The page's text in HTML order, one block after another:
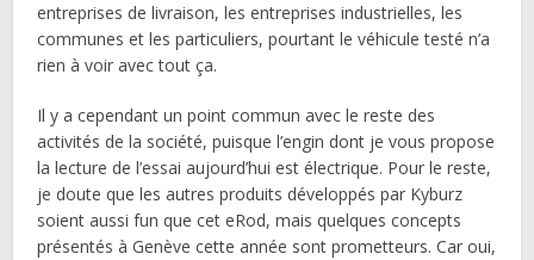
entreprises de livraison, les entreprises industrielles, les
communes et les particuliers, pourtant le véhicule testé n’a
rien à voir avec tout ça.
Il y a cependant un point commun avec le reste des
activités de la société, puisque l’engin dont je vous propose
la lecture de l’essai aujourd’hui est électrique. Pour le reste,
je doute que les autres produits développés par Kyburz
soient aussi fun que cet eRod, mais quelques concepts
présentés à Genève cette année sont prometteurs. Car oui,